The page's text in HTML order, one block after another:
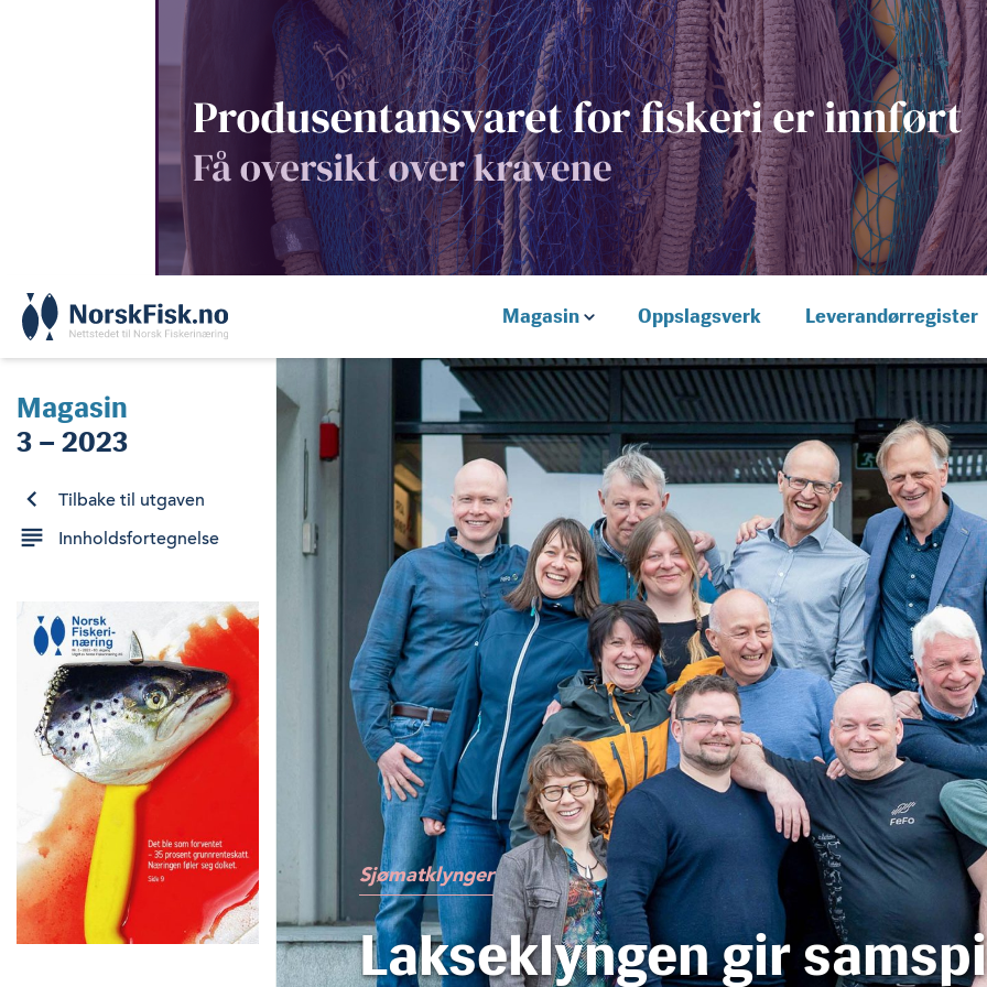
Magasin Oppslagsverk Leverandørregister
Magasin
3 – 2023
Tilbake til utgaven
Innholdsfortegnelse
Sjømatklynger
Lakseklyngen gir